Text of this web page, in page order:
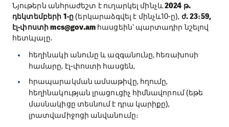
Նյութերն անհրաժեշտ է ուղարկել մինչև2024 թ.
դեկտեմբերի 1-ը(երկարաձգվել է մինչև10-ը), ժ. 23։59,
էլ-փոստի mcs@gov.am հասցեին՝ պարտադիր նշելով
հետևյալը.
հեղինակի անունը և ազգանունը, հեռախոսի
համարը, էլ-փոստի հասցեն,
հրապարակման ամսաթիվը, հղումը,
հեղինակության լրացուցիչ հիմնավորում (եթե
մասնակիցը տեսնում է դրա կարիքը),
լրատվամիջոցի անվանումը։